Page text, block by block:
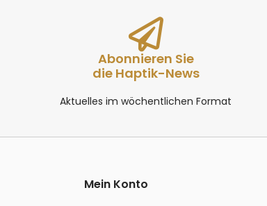
Abonnieren Sie
die Haptik-News
Aktuelles im wöchentlichen Format
Mein Konto